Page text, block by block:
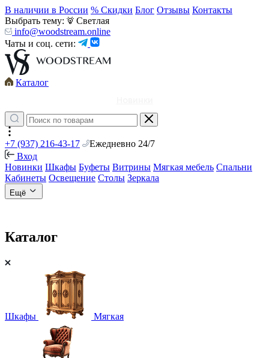
В наличии в России % Скидки Блог Отзывы Контакты
Выбрать тему:
Светлая
info@woodstream.online
Чаты и соц. сети:
Каталог
+7 (937) 216-43-17
Ежедневно 24/7
Вход
Новинки Шкафы Буфеты Витрины Мягкая мебель Спальни
Кабинеты Освещение Столы Зеркала
Ещё
Каталог
Шкафы Мягкая